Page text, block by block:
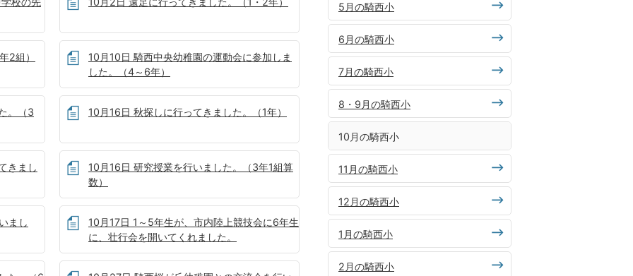
2組）
10月10日 騎西中央幼稚園の運動会に参加しま
した。（4～6年）
。（3 10月16日 秋探しに行ってきました。（1年）
きまし
10月16日 研究授業を行いました。（3年1組算
数）
まし
10月17日 1～5年生が、市内陸上競技会に6年生
に、壮行会を開いてくれました。
5月の騎西小
6月の騎西小
7月の騎西小
8・9月の騎西小
10月の騎西小
11月の騎西小
12月の騎西小
1月の騎西小
2月の騎西小